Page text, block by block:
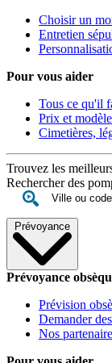
Choisir un
Entretien
Pour vous aider
Tous ce qu'il
Prix et
Cimetières,
Trouvez les
Rechercher des
Prévoyance
Prévoyance
Prévision
Demander
Nos